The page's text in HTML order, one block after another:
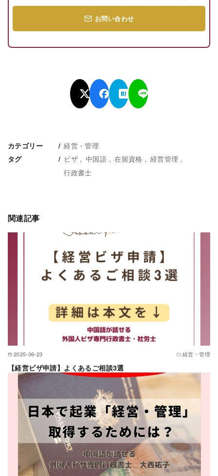
お問い合わせ
カテゴリー 経営・管理
タグ ビザ 中国語 在留資格
経営管理
行政書士
関連記事
2025-06-23 経営・管理
【経営ビザ申請】よくあるご相談3選